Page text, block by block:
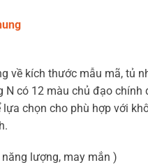
về kích thước mẫu mã, tủ
N có 12 màu chủ đạo chính
lựa chọn cho phù hợp với
lượng, may mắn )